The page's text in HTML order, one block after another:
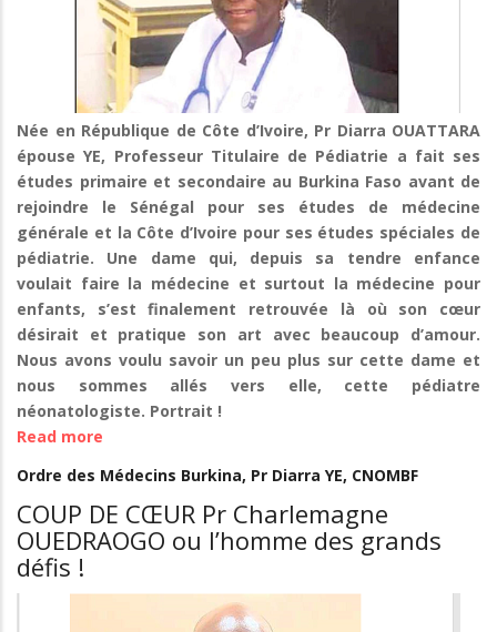
la
santé
de
l'année
2023,
on
a
environ
123
cas
de
rages
au
Burkina
Faso
et
les
les
plus
touchées
sont
Née en République de Côte d’Ivoire, Pr Diarra OUATTARA
épouse YE, Professeur Titulaire de Pédiatrie a fait ses
études primaire et secondaire au Burkina Faso avant de
rejoindre le Sénégal pour ses études de médecine
générale et la Côte d’Ivoire pour ses études spéciales de
pédiatrie. Une dame qui, depuis sa tendre enfance
voulait faire la médecine et surtout la médecine pour
enfants, s’est finalement retrouvée là où son cœur
désirait et pratique son art avec beaucoup d’amour.
Nous avons voulu savoir un peu plus sur cette dame et
nous sommes allés vers elle, cette pédiatre
néonatologiste. Portrait !
Read more
Diarra
YE,
la
Néonatologiste
Ordre des Médecins Burkina, Pr Diarra YE, CNOMBF
COUP DE CŒUR Pr Charlemagne
OUEDRAOGO ou l’homme des grands
défis !